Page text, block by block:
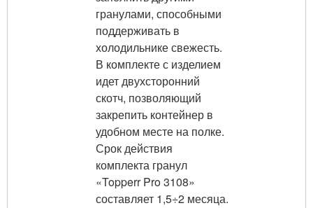
гранулами, способными
поддерживать в
холодильнике свежесть.
В комплекте с изделием
идет двухсторонний
скотч, позволяющий
закрепить контейнер в
удобном месте на полке.
Срок действия
комплекта гранул
«Topperr Pro 3108»
составляет 1,5÷2 месяца.